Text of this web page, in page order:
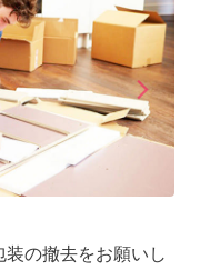
arrow_forward_iosNext
の撤去をお願いし